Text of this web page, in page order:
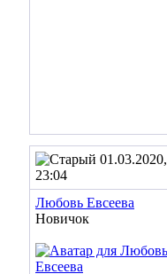
01.03.2020,
23:04
Любовь Евсеева
Новичок